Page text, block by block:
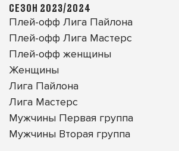
СЕЗОН 2023/2024
Плей-офф Лига Пайлона
Плей-офф Лига Мастерс
Плей-офф женщины
Женщины
Лига Пайлона
Лига Мастерс
Мужчины Первая группа
Мужчины Вторая группа